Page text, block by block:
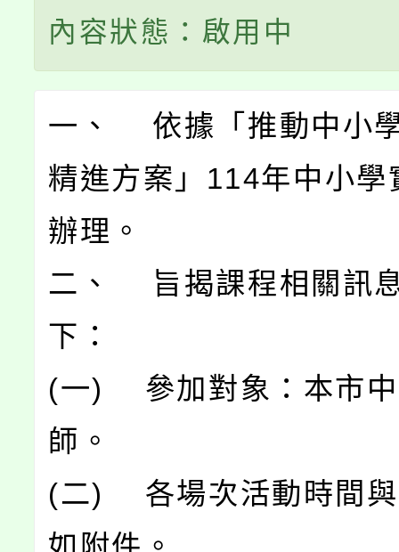
內容狀態：啟用中
一、 依據「推動中小
精進方案」114年中小學
辦理。
二、 旨揭課程相關訊
下：
(一) 參加對象：本市中
師。
(二) 各場次活動時間與